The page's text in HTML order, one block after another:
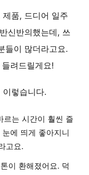
품, 드디어 일주
신반의했는데, 쓰
들이 많더라고요.
려드릴게요!
이렇습니다.
르는 시간이 훨씬 즐
에 띄게 좋아지니
고요.
이 환해졌어요. 덕